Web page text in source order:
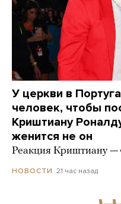
У церкви в
человек, чтобы
Криштиану
женится не он
Реакция Криштиану —
НОВОСТИ 21 час назад